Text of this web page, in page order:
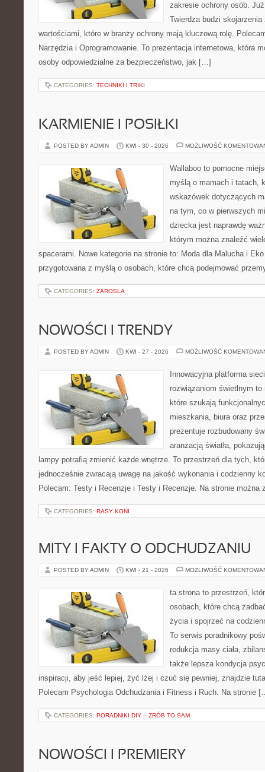
zakresie ochrony osób.
Twierdza budzi
wartościami, które w branży ochrony mają kluczową rolę.
Narzędzia i Oprogramowanie. To prezentacja internetowa, która
osoby odpowiedzialne za bezpieczeństwo, jak […]
CATEGORIES: TECHNIKI I TRIKI
KARMIENIE I POSIŁKI
POSTED BY ADMIN KWI - 30 - 2026 MOŻLIWOŚĆ
Wallaboo to pomocne
myślą o mamach i tatach,
wskazówek dotyczących
na tym, co w pierwszych
dziecka jest naprawdę
którym można znaleźć
spacerami. Nowe kategorie na stronie to: Moda dla Malucha i
przygotowana z myślą o osobach, które chcą podejmować
CATEGORIES: ZAROSLA
NOWOŚCI I TRENDY
POSTED BY ADMIN KWI - 27 - 2026 MOŻLIWOŚĆ
Innowacyjna platforma
rozwiązaniom świetlnym
które szukają
mieszkania, biura oraz
prezentuje rozbudowany
aranżacją światła,
lampy potrafią zmienić każde wnętrze. To przestrzeń dla tych,
jednocześnie zwracają uwagę na jakość wykonania i codzienny
Polecam: Testy i Recenzje i Testy i Recenzje. Na stronie
CATEGORIES: RASY KONI
MITY I FAKTY O ODCHUDZANIU
POSTED BY ADMIN KWI - 21 - 2026 MOŻLIWOŚĆ
ta strona to przestrzeń,
osobach, które chcą
życia i spojrzeć na
To serwis poradnikowy
redukcja masy ciała,
także lepsza kondycja
inspiracji, aby jeść lepiej, żyć lżej i czuć się pewniej, znajdzie
Polecam Psychologia Odchudzania i Fitness i Ruch. Na stronie
CATEGORIES: PORADNIKI DIY – ZRÓB TO SAM
NOWOŚCI I PREMIERY